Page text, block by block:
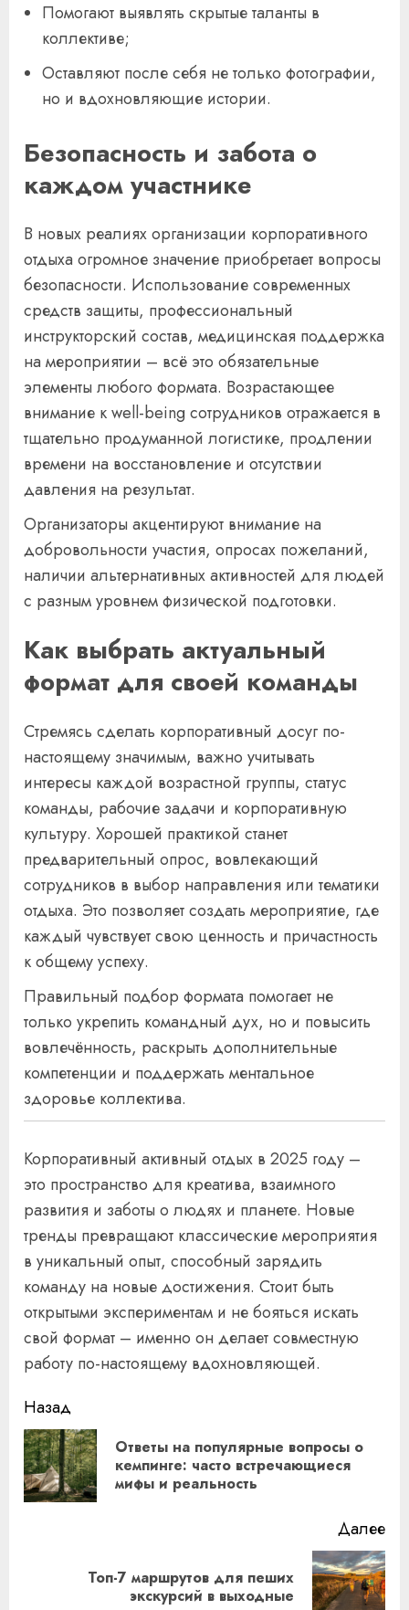
Помогают выявлять скрытые таланты в
коллективе;
Оставляют после себя не только фотографии,
но и вдохновляющие истории.
Безопасность и забота о
каждом участнике
В новых реалиях организации корпоративного
отдыха огромное значение приобретает вопросы
безопасности. Использование современных
средств защиты, профессиональный
инструкторский состав, медицинская поддержка
на мероприятии – всё это обязательные
элементы любого формата. Возрастающее
внимание к well-being сотрудников отражается в
тщательно продуманной логистике, продлении
времени на восстановление и отсутствии
давления на результат.
Организаторы акцентируют внимание на
добровольности участия, опросах пожеланий,
наличии альтернативных активностей для людей
с разным уровнем физической подготовки.
Как выбрать актуальный
формат для своей команды
Стремясь сделать корпоративный досуг по-
настоящему значимым, важно учитывать
интересы каждой возрастной группы, статус
команды, рабочие задачи и корпоративную
культуру. Хорошей практикой станет
предварительный опрос, вовлекающий
сотрудников в выбор направления или тематики
отдыха. Это позволяет создать мероприятие, где
каждый чувствует свою ценность и причастность
к общему успеху.
Правильный подбор формата помогает не
только укрепить командный дух, но и повысить
вовлечённость, раскрыть дополнительные
компетенции и поддержать ментальное
здоровье коллектива.
Корпоративный активный отдых в 2025 году –
это пространство для креатива, взаимного
развития и заботы о людях и планете. Новые
тренды превращают классические мероприятия
в уникальный опыт, способный зарядить
команду на новые достижения. Стоит быть
открытыми экспериментам и не бояться искать
свой формат – именно он делает совместную
работу по-настоящему вдохновляющей.
Продолжить
чтение
Назад
Ответы на популярные вопросы о
кемпинге: часто встречающиеся
мифы и реальность
Далее
СледующаяТоп-7 маршрутов для пеших
экскурсий в выходные